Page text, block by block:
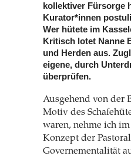
kollektiver Fürsorge
Kurator*innen
Wer hütete im
Kritisch lotet Nanne
und Herden aus.
eigene, durch
überprüfen.
Ausgehend von der
Motiv des
waren, nehme ich
Konzept der
Governementalität